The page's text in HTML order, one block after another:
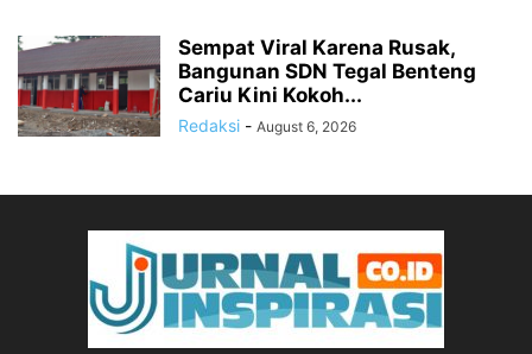
Sempat Viral Karena Rusak,
Bangunan SDN Tegal Benteng
Cariu Kini Kokoh...
Redaksi - August 6, 2026